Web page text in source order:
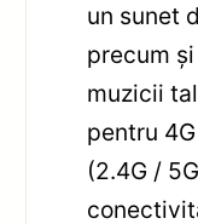
un sunet
precum
muzicii
pentru
(2.4G /